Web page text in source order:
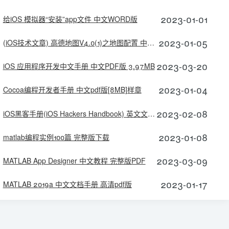
给iOS 模拟器“安装”app文件 中文WORD版 2023-01-01
(iOS技术文章) 高德地图V4.0(1)之地图配置 中文WORD版 2023-01-05
iOS 应用程序开发中文手册 中文PDF版 3.97MB 2023-03-20
Cocoa编程开发者手册 中文pdf版[8MB]样章 2023-01-04
iOS黑客手册(iOS Hackers Handbook) 英文文字版 原版pdf扫描版[37MB] 2023-02-08
matlab编程实例100篇 完整版下载 2023-01-08
MATLAB App Designer 中文教程 完整版PDF 2023-03-09
MATLAB 2019a 中文文档手册 高清pdf版 2023-01-17